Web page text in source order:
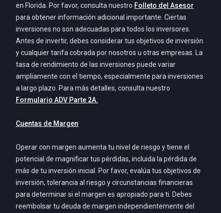
en Florida. Por favor, consulta nuestro Folleto del Asesor
para obtener información adicional importante. Ciertas
inversiones no son adecuadas para todos los inversores.
Antes de invertir, debes considerar tus objetivos de inversión
y cualquier tarifa cobrada por nosotros u otras empresas. La
tasa de rendimiento de las inversiones puede variar
ampliamente con el tiempo, especialmente para inversiones
a largo plazo. Para más detalles, consulta nuestro
Formulario ADV Parte 2A.
Cuentas de Margen
Operar con margen aumenta tu nivel de riesgo y tiene el
potencial de magnificar tus pérdidas, incluida la pérdida de
más de tu inversión inicial. Por favor, evalúa tus objetivos de
inversión, tolerancia al riesgo y circunstancias financieras
para determinar si el margen es apropiado para ti. Debes
reembolsar tu deuda de margen independientemente del